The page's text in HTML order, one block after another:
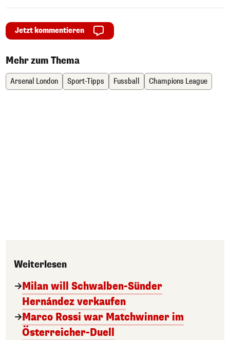
Jetzt kommentieren
Mehr zum Thema
Arsenal London Sport-Tipps Fussball Champions League
Weiterlesen
Milan will Schwalben-Sünder
Hernández verkaufen
Marco Rossi war Matchwinner im
Österreicher-Duell